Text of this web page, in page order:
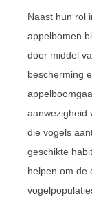
Naast hun rol
appelbomen
door middel
bescherming
aanwezigheid
die vogels
geschikte
helpen om de